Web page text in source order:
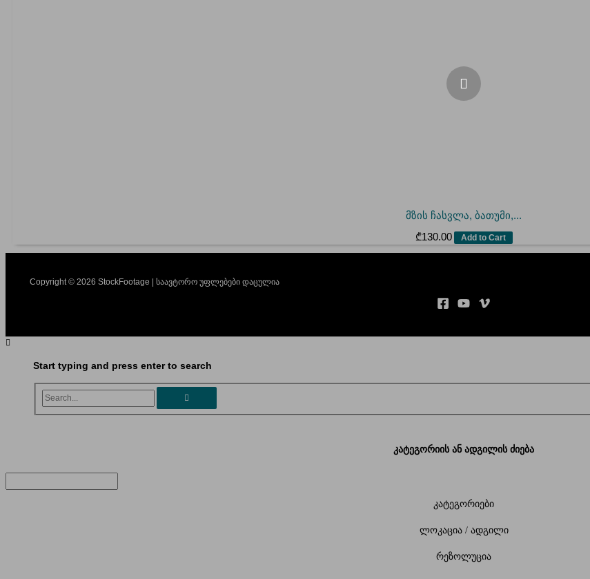
მზის ჩასვლა, ბათუმი,...
₾130.00 Add to Cart
Copyright © 2026 StockFootage | საავტორო უფლებები დაცულია
Start typing and press enter to search
Search...
კატეგორიის ან ადგილის ძიება
კატეგორიები
ლოკაცია / ადგილი
რეზოლუცია